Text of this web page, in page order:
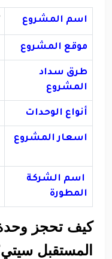
اسم المشروع
موقع المشروع
طرق سداد
المشروع
أنواع الوحدات
اسعار المشروع
اسم الشركة
المطورة
كيف تحجز
المستقبل